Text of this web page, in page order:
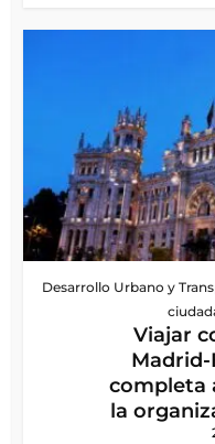
Desarrollo Urbano y
Viajar
Madrid-
completa
la